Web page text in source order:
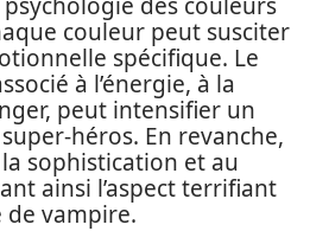
couleur peut susciter
spécifique. Le
à l’énergie, à la
peut intensifier un
héros. En revanche,
sophistication et au
ainsi l’aspect terrifiant
de vampire.